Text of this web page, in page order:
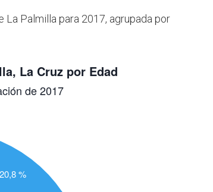
Palmilla para 2017, agrupada por